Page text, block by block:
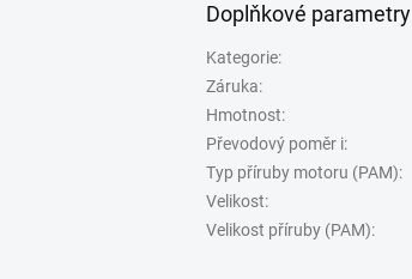
Doplňkové parametry
Kategorie:
Záruka:
Hmotnost:
Převodový poměr i:
Typ příruby motoru (PAM):
Velikost:
Velikost příruby (PAM):